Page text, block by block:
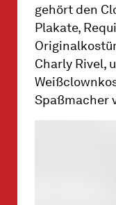
gehört den
Plakate,
Charly Rivel,
Spaßmacher